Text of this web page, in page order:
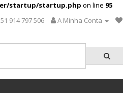
startup/startup.php on line 95
914 797 506
A Minha Conta